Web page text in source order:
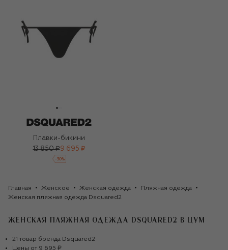
Плавки-бикини
13 850 ₽9 695 ₽
-30%
Главная Женское Женская одежда
Пляжная одежда
Женская пляжная одежда Dsquared2
ЖЕНСКАЯ ПЛЯЖНАЯ ОДЕЖДА DSQUARED2 В ЦУМ
21 товар бренда Dsquared2
Цены от 9 695 ₽